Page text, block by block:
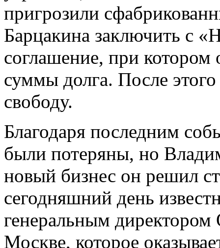
пригрозили
Барцакина заключить с
соглашение, при котором
суммы долга. После
свободу.
Благодаря последним
были потеряны, но
новый бизнес он решил
сегодняшний день
генеральным
Москве, которое